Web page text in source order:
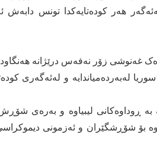
ھەر کودەتایەکدا تونس
غەنوشی زۆر نەفەس درێژانە
لەبەردەمیاندایە و لەئەگەری
بە ڕوداوەکانی لیبیاوە و
بۆ شۆڕشگێران و ئەزمونی